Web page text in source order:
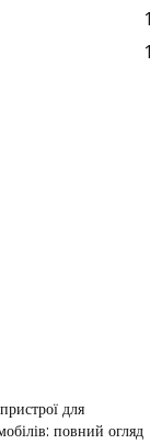
для
повний огляд